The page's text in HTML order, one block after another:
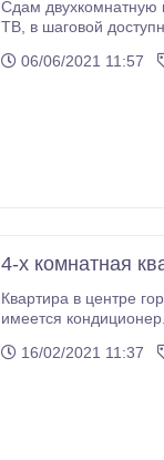
Сдам двухкомнатную квартиру на
ТВ, в шаговой доступности остановки, супер маркеты, школа, детский сад, солянка. Во дворе детская площадка, двор
06/06/2021 11:57
4-х комнатная
Квартира в центре города . напротив
имеется кондиционер. .водоподогреватель видеонаблюдение в подъезде и на парковке интернет. телевидение Алма ТВ .
16/02/2021 11:37